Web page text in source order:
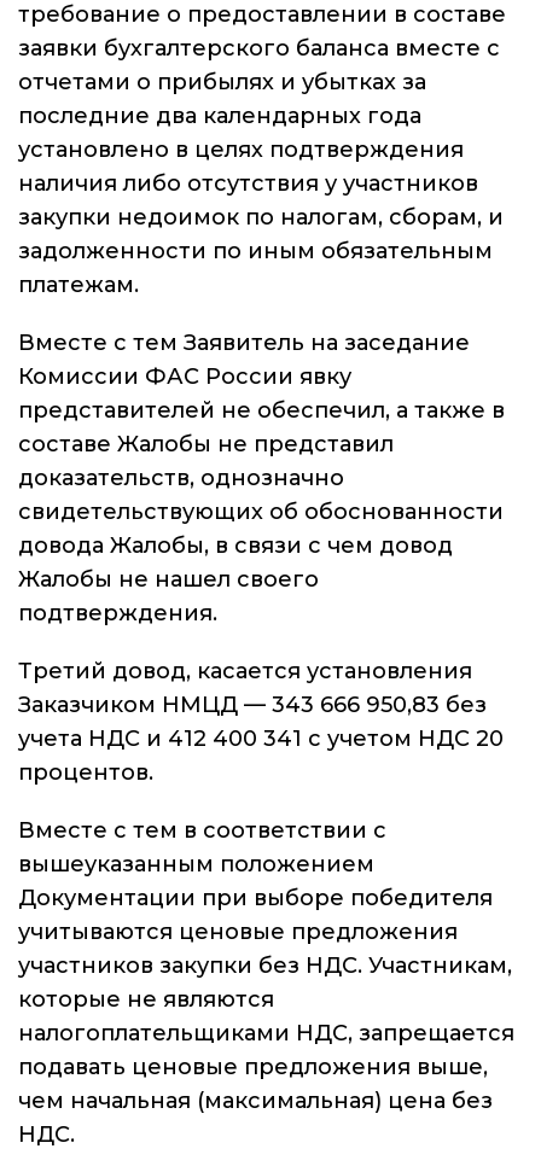
требование о предоставлении в составе
заявки бухгалтерского баланса вместе с
отчетами о прибылях и убытках за
последние два календарных года
установлено в целях подтверждения
наличия либо отсутствия у участников
закупки недоимок по налогам, сборам, и
задолженности по иным обязательным
платежам.
Вместе с тем Заявитель на заседание
Комиссии ФАС России явку
представителей не обеспечил, а также в
составе Жалобы не представил
доказательств, однозначно
свидетельствующих об обоснованности
довода Жалобы, в связи с чем довод
Жалобы не нашел своего
подтверждения.
Третий довод, касается установления
Заказчиком НМЦД — 343 666 950,83 без
учета НДС и 412 400 341 с учетом НДС 20
процентов.
Вместе с тем в соответствии с
вышеуказанным положением
Документации при выборе победителя
учитываются ценовые предложения
участников закупки без НДС. Участникам,
которые не являются
налогоплательщиками НДС, запрещается
подавать ценовые предложения выше,
чем начальная (максимальная) цена без
НДС.